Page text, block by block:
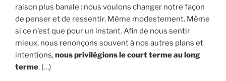
raison plus banale : nous voulons changer notre façon
de penser et de ressentir. Même modestement. Même
si ce n’est que pour un instant. Afin de nous sentir
mieux, nous renonçons souvent à nos autres plans et
intentions,nous privilégions le court terme au long
terme. (…)